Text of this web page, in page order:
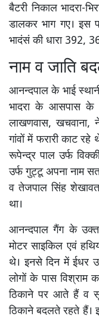
बैटरी निकाल भादरा-
डालकर भाग गए। इस
भादंसं की धारा 392,
नाम व जाति
आनन्दपाल के भाई
भादरा के आसपास के
लाखणवास, खचवाना,
गांवों में फरारी काट
रूपेन्द्र पाल उर्फ
उर्फ गुट्टू अपना नाम
व तेजपाल सिंह
था।
आनन्दपाल गैंग के उक्त
मोटर साइकिल एवं
थे। इनसे दिन में ईधर
लोगों के पास विश्राम
ठिकाने पर आते हैं व
ठिकाने बदलते रहते हैं।